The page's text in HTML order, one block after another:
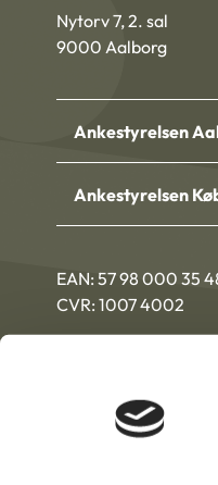
Nytorv 7, 2. sal
9000 Aalborg
Ankestyrelsen
Ankestyrelsen
EAN: 57 98 000 35
CVR: 1007 4002